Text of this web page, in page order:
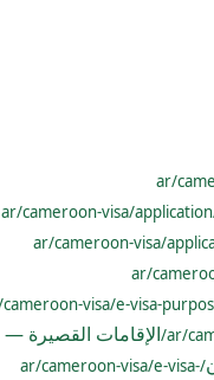
/ar/
/ar/cameroon-visa/
/ar/cameroon-visa/
/ar/
الإقامات القصيرة —
/ar/cameroon-visa/e-visa-